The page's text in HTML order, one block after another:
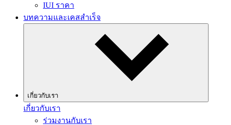
IUI ราคา
บทความและเคสสำเร็จ
เกี่ยวกับเรา
เกี่ยวกับเรา
ร่วมงานกับเรา